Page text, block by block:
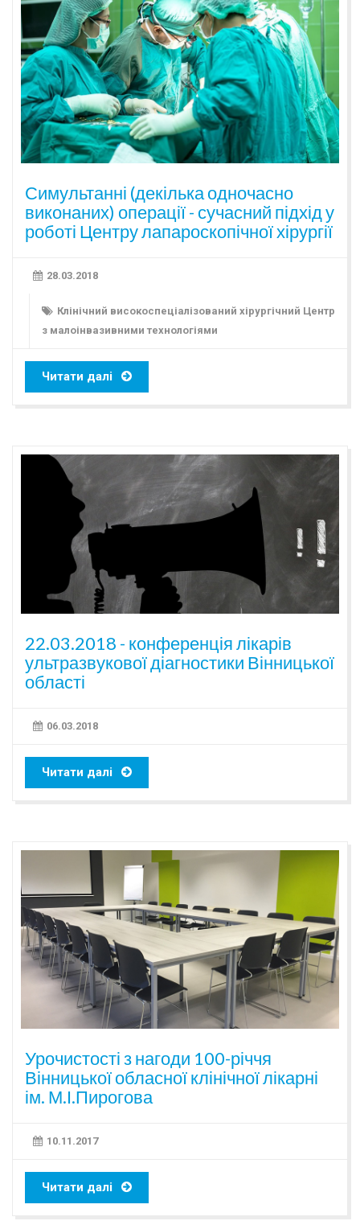
Симультанні (декілька одночасно
виконаних) операції - сучасний підхід у
роботі Центру лапароскопічної хірургії
28.03.2018
Клінічний високоспеціалізований хірургічний Центр
з малоінвазивними технологіями
Читати далі
22.03.2018 - конференція лікарів
ультразвукової діагностики Вінницької
області
06.03.2018
Читати далі
Урочистості з нагоди 100-річчя
Вінницької обласної клінічної лікарні
ім. М.І.Пирогова
10.11.2017
Читати далі